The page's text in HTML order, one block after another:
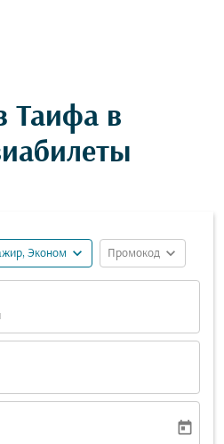
Таифа в
Эконом expand_more Промокод expand_more
label
today